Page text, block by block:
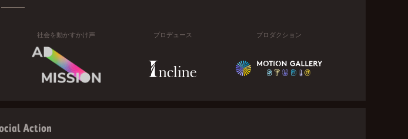
社会を動かすかけ声 プロデュース プロダクション
Action